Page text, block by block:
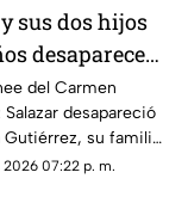
sus dos hijos
desaparecen
Gutiérrez ¡Su
levantó una
busqueda!
del Carmen
Salazar desapareció
Gutiérrez, su familia
lo que han
07:22 p. m.